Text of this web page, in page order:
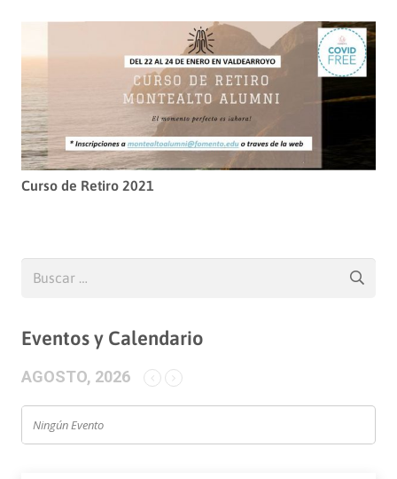
Curso de Retiro 2021
Eventos y Calendario
AGOSTO, 2026
Ningún Evento